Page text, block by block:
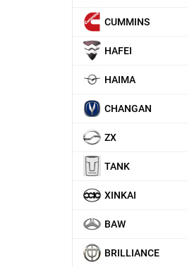
CUMMINS
HAFEI
HAIMA
CHANGAN
ZX
TANK
XINKAI
BAW
BRILLIANCE